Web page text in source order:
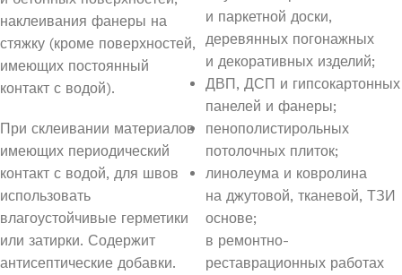
наклеивания фанеры на
стяжку (кроме поверхностей,
имеющих постоянный
контакт с водой).
При склеивании материалов
имеющих периодический
контакт с водой, для швов
использовать
влагоустойчивые герметики
или затирки. Содержит
антисептические добавки.
и паркетной доски,
деревянных погонажных
и декоративных изделий;
ДВП, ДСП и гипсокартонных
панелей и фанеры;
пенополистирольных
потолочных плиток;
линолеума и ковролина
на джутовой, тканевой, ТЗИ
основе;
в ремонтно-
реставрационных работах